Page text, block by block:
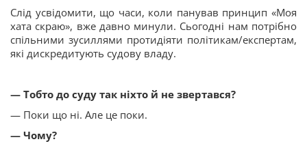
Слід усвідомити, що часи, коли панував принцип «Моя
хата скраю», вже давно минули. Сьогодні нам потрібно
спільними зусиллями протидіяти політикам/експертам,
які дискредитують судову владу.
— Тобто до суду так ніхто й не звертався?
— Поки що ні. Але це поки.
— Чому?